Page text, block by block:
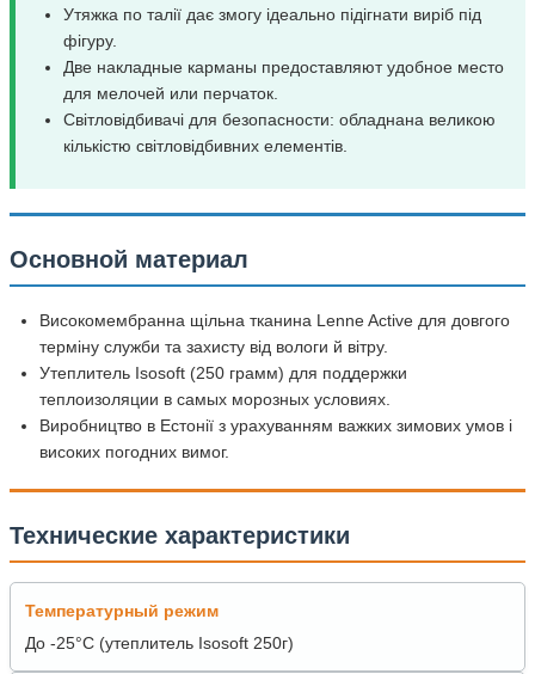
Утяжка по талії дає змогу ідеально підігнати виріб під
фігуру.
Две накладные карманы предоставляют удобное место
для мелочей или перчаток.
Cвітловідбивачі для безопасности: обладнана великою
кількістю світловідбивних елементів.
Основной материал
Високомембранна щільна тканина Lenne Active для довгого
терміну служби та захисту від вологи й вітру.
Утеплитель Isosoft (250 грамм) для поддержки
теплоизоляции в самых морозных условиях.
Виробництво в Естонії з урахуванням важких зимових умов і
високих погодних вимог.
Технические характеристики
Температурный режим
До -25°C (утеплитель Isosoft 250г)